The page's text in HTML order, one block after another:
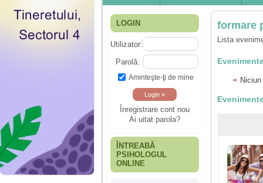
LOGIN
Utilizator:
Parolă:
Aminteşte-ţi de mine
Înregistrare cont nou
Ai uitat parola?
ÎNTREABĂ
PSIHOLOGUL
ONLINE
formare
Lista